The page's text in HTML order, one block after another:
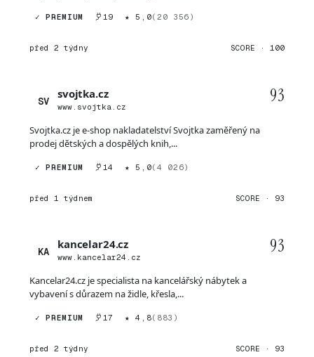
✓ PREMIUM 19 ★ 5,0(20 356)
před 2 týdny SCORE · 100
SV
svojtka.cz
www.svojtka.cz
93
Svojtka.cz je e-shop nakladatelství Svojtka zaměřený na
prodej dětských a dospělých knih,...
✓ PREMIUM 14 ★ 5,0(4 026)
před 1 týdnem SCORE · 93
KA
kancelar24.cz
www.kancelar24.cz
93
Kancelar24.cz je specialista na kancelářský nábytek a
vybavení s důrazem na židle, křesla,...
✓ PREMIUM 17 ★ 4,8(883)
před 2 týdny SCORE · 93